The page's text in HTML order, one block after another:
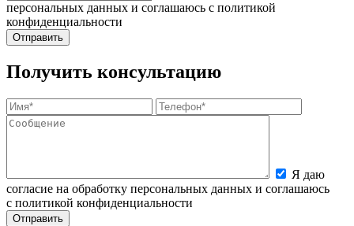
персональных данных и соглашаюсь с политикой
конфиденциальности
Получить консультацию
Я даю
согласие на обработку персональных данных и соглашаюсь
с политикой конфиденциальности